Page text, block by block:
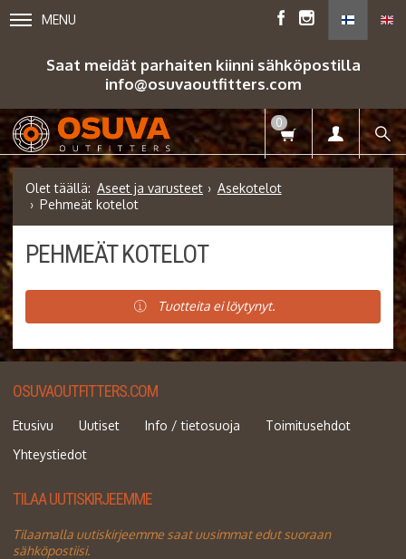
MENU
Saat meidät parhaiten kiinni sähköpostilla
info@osuvaoutfitters.com
0
Aseet ja varusteet
Asekotelot
Pehmeät kotelot
PEHMEÄT KOTELOT
Tuotteita ei löytynyt.
OSUVAOUTFITTERS.COM
Etusivu Uutiset Info / tietosuoja
Toimitusehdot
Yhteystiedot
TILAA UUTISKIRJEEMME
Tilaamalla uutiskirjeemme saat uusimmat edut suoraan
sähköpostiisi.